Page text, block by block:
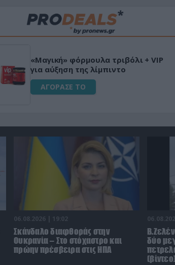
«Μαγική» φόρμουλα τριβόλι + VIP
για αύξηση της λίμπιντο
ΑΓΟΡΑΣΕ ΤΟ
06.08.2026 | 19:02
Σκάνδαλο διαφθοράς στην
Ουκρανία – Στο στόχαστρο και
πρώην πρέσβειρα στις ΗΠΑ
δύο